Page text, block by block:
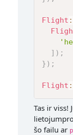
Flight
] ) ;
} ) ;
Flight
Tas ir viss!
šo failu ar